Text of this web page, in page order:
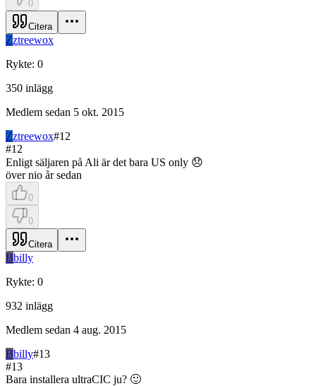
0
Citera
Zztreewox
Rykte: 0
350 inlägg
Medlem sedan 5 okt. 2015
Zztreewox#12
#12
Enligt säljaren på Ali är det bara US only 😞
över nio år sedan
0
0
Citera
Bbilly
Rykte: 0
932 inlägg
Medlem sedan 4 aug. 2015
Bbilly#13
#13
Bara installera ultraCIC ju? 🙂